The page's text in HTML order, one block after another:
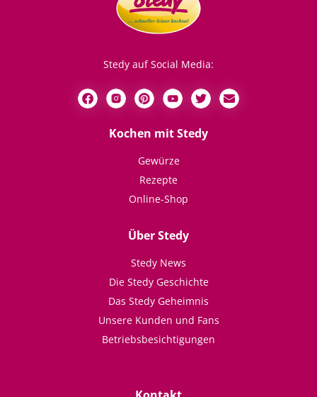
Stedy auf Social Media:
Kochen mit Stedy
Gewürze
Rezepte
Online-Shop
Über Stedy
Stedy News
Die Stedy Geschichte
Das Stedy Geheimnis
Unsere Kunden und Fans
Betriebsbesichtigungen